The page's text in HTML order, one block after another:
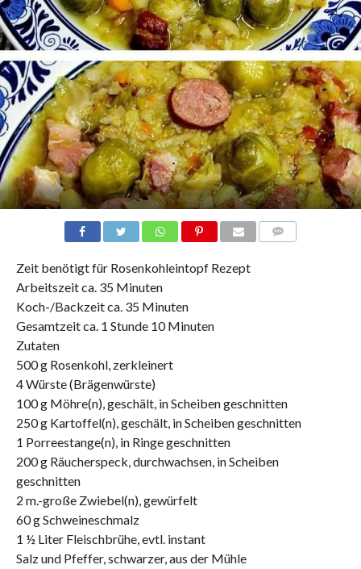
Zeit benötigt für Rosenkohleintopf Rezept
Arbeitszeit ca. 35 Minuten
Koch-/Backzeit ca. 35 Minuten
Gesamtzeit ca. 1 Stunde 10 Minuten
Zutaten
500 g Rosenkohl, zerkleinert
4 Würste (Brägenwürste)
100 g Möhre(n), geschält, in Scheiben geschnitten
250 g Kartoffel(n), geschält, in Scheiben geschnitten
1 Porreestange(n), in Ringe geschnitten
200 g Räucherspeck, durchwachsen, in Scheiben
geschnitten
2 m.-große Zwiebel(n), gewürfelt
60 g Schweineschmalz
1 ½ Liter Fleischbrühe, evtl. instant
Salz und Pfeffer, schwarzer, aus der Mühle